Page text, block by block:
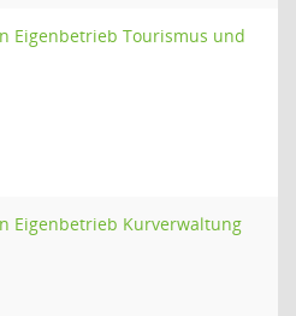
Eigenbetrieb Tourismus und
Eigenbetrieb Kurverwaltung